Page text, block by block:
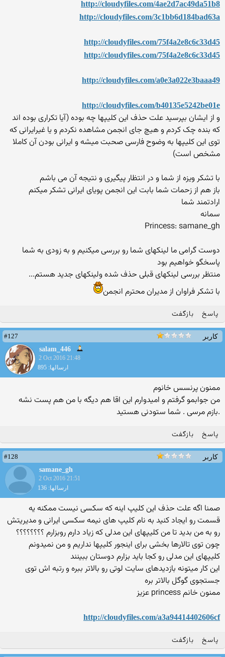
http://cloudyfiles.com/4ae2d7ac49da51b8
http://cloudyfiles.com/3c1bb6d184bad63a
http://cloudyfiles.com/75f4a2e8c6c33d45
http://cloudyfiles.com/75f4a2e8c6c33d45
http://cloudyfiles.com/a0e3a022e3baaa49
http://cloudyfiles.com/b40135e5242be01e
و از ایشان بپرسید علت حذف این کلیپها چه بوده (آیا تکراری بوده اند
که بنده چک کردم و هیچ جای انجمن مشاهده نکردم و یا غیرایرانی که
توی این کلیپها به وضوح فارسی صحبت میشه و ایرانی بودن آن کاملا
مشخص است)
با تشکر ویزه از شما و در انتظار پیگیری و نتیجه آن می باشم
باز هم از زحمات شما بابت این انجمن پویای ایرانی تشکر میکنم
ارادتمند شما
سمانه
Princess: samane_gh
دوست گرامی ما لینکهای شما رو بررسی میکنیم و به زودی به شما
پاسخگو خواهیم بود
منتظر بررسی لینکهای قبلی حذف شده ولینکهای جدید هستم...
با تشکر فراوان از مدیران محترم انجمن
پاسخ بازگفت
کاربر
#127
salam_446
2 Oct 2016 21:48
ارسالها: 895
ممنون پرنسس خانوم
من جوابمو گرفتم و امیدوارم این اقا هم دیگه با من هم پست نشه
.بازم مرسی . شما ستودنی هستید
پاسخ بازگفت
کاربر
#128
samane_gh
2 Oct 2016 21:51
ارسالها: 136
صمنا اگه علت حذف این کلیپ اینه که سکسی نیست ممکنه یه
قسمت رو ایجاد کنید به نام کلیپ های نیمه سکسی ایرانی و مدیریتش
رو به من بدید تا من کلیپهای این مدلی که زیاد دارم روبزارم ؟؟؟؟؟؟؟؟
چون توی تالارها بخشی برای اینجور کلیپها نداریم و من نمیدونم
کلیپهای این مدلی رو کجا باید بزارم دوستان ببینند
این کار میتونه بازدیدهای سایت لوتی رو بالاتر ببره و رتبه اش توی
جستجوی گوگل بالاتر بره
ممنون خانم princess عزیز
http://cloudyfiles.com/a3a94414402606cf
پاسخ بازگفت